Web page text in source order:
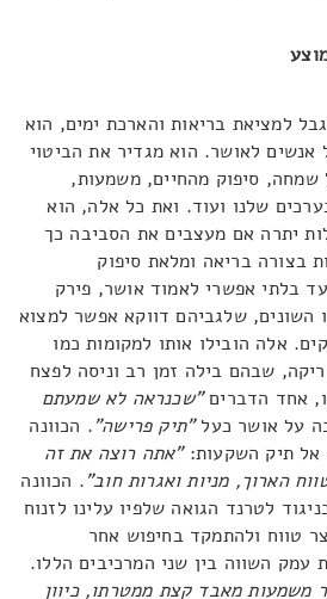
למציאת בריאות והארכת ימים, הוא
אנשים לאושר. הוא מגדיר את הביטוי
סיפוק מהחיים, משמעות,
שלנו ועוד. ואת כל אלה, הוא
יתרה אם מעצבים את הסביבה כך
בצורה בריאה ומלאת סיפוק
בלתי אפשרי לאמוד אושר, פירק
השונים, שלגביהם דווקא אפשר למצוא
אלה הובילו אותו למקומות כמו
שבהם בילה זמן רב וניסה לפצח
אחד הדברים"שכנראה לא שמעתם
על אושר כעל"תיק פרישה". הכוונה
אל תיק השקעות:"אתה רוצה את זה
הארוך, מניות ואגרות חוב". הכוונה
לטרנד הגואה שלפיו עלינו לזנוח
טווח ולהתמקד בחיפוש אחר
עמק השווה בין שני המרכיבים הללו.
משמעות מאבד קצת ממטרתו, כיוון